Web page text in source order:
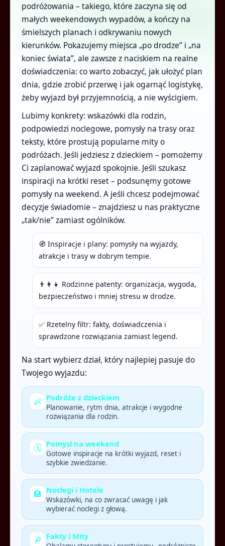
podróżowania – takiego, które zaczyna się od
małych weekendowych wypadów, a kończy na
śmielszych planach i odkrywaniu nowych
kierunków. Pokazujemy miejsca „po drodze” i „na
koniec świata”, ale zawsze z naciskiem na realne
doświadczenia: co warto zobaczyć, jak ułożyć plan
dnia, gdzie zrobić przerwę i jak ogarnąć logistykę,
żeby wyjazd był przyjemnością, a nie wyścigiem.
Lubimy konkrety: wskazówki dla rodzin,
podpowiedzi noclegowe, pomysły na trasy oraz
teksty, które prostują popularne mity o
podróżach. Jeśli jedziesz z dzieckiem – pomożemy
Ci zaplanować wyjazd spokojnie. Jeśli szukasz
inspiracji na krótki reset – podsunęmy gotowe
pomysły na weekend. A jeśli chcesz podejmować
decyzje świadomie – znajdziesz u nas praktyczne
„tak/nie” zamiast ogólników.
🧭 Inspiracje i plany: pomysły na wyjazdy,
atrakcje i trasy w dobrym tempie.
👨‍👩‍👧 Rodzinne patenty: organizacja, wygoda,
bezpieczeństwo i mniej stresu w drodze.
✅ Rzetelny filtr: fakty, doświadczenia i
sprawdzone rozwiązania zamiast legend.
Na start wybierz dział, który najlepiej pasuje do
Twojego wyjazdu:
👶 Podróże z dzieckiem
Planowanie, rytm dnia, atrakcje i wygodne
rozwiązania dla rodzin.
🗓️ Pomysł na weekend
Gotowe inspiracje na krótki wyjazd, reset i
szybkie zwiedzanie.
🏨 Noclegi i Hotele
Wskazówki, na co zwracać uwagę i jak
wybierać noclegi z głową.
🔎 Fakty i Mity